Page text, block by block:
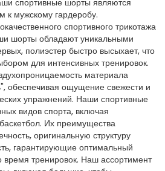
к мужскому гардеробу.
спортивного трикотажа
шорты обладают уникальными
полиэстер быстро высыхает, что
для интенсивных тренировок.
материала
обеспечивая ощущение свежести и
упражнений. Наши спортивные
видов спорта, включая
Их преимущества
оригинальную структуру
гарантирующие оптимальный
тренировок. Наш ассортимент